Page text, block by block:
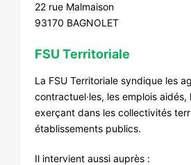
22 rue Malmaison
93170 BAGNOLET
FSU Territoriale
La FSU Territoriale syndique les
contractuel·les, les emplois aidés,
exerçant dans les collectivités
établissements publics.
Il intervient aussi auprès :